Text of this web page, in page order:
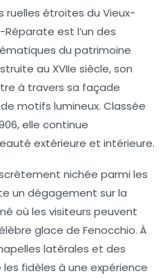
ruelles étroites du Vieux-
Réparate est l’un des
du patrimoine
au XVIIe siècle, son
à travers sa façade
motifs lumineux. Classée
elle continue
extérieure et intérieure.
nichée parmi les
un dégagement sur la
où les visiteurs peuvent
glace de Fenocchio. À
latérales et des
fidèles à une expérience